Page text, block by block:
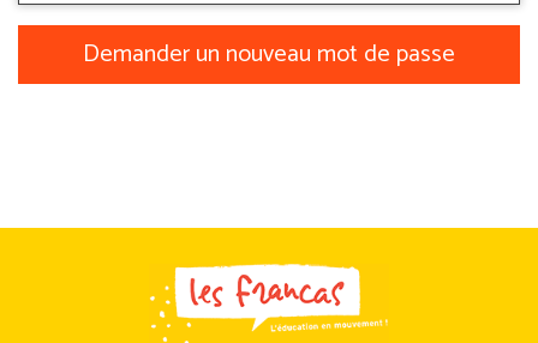
Demander un nouveau mot de passe